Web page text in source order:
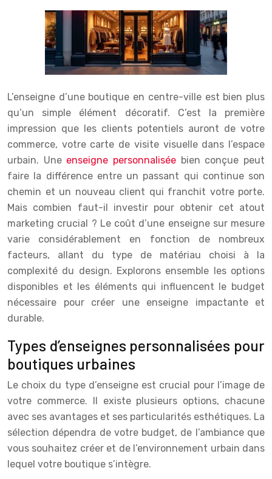
L’enseigne d’une boutique en centre-ville est bien plus
qu’un simple élément décoratif. C’est la première
impression que les clients potentiels auront de votre
commerce, votre carte de visite visuelle dans l’espace
urbain. Une enseigne personnalisée bien conçue peut
faire la différence entre un passant qui continue son
chemin et un nouveau client qui franchit votre porte.
Mais combien faut-il investir pour obtenir cet atout
marketing crucial ? Le coût d’une enseigne sur mesure
varie considérablement en fonction de nombreux
facteurs, allant du type de matériau choisi à la
complexité du design. Explorons ensemble les options
disponibles et les éléments qui influencent le budget
nécessaire pour créer une enseigne impactante et
durable.
Types d’enseignes personnalisées pour
boutiques urbaines
Le choix du type d’enseigne est crucial pour l’image de
votre commerce. Il existe plusieurs options, chacune
avec ses avantages et ses particularités esthétiques. La
sélection dépendra de votre budget, de l’ambiance que
vous souhaitez créer et de l’environnement urbain dans
lequel votre boutique s’intègre.